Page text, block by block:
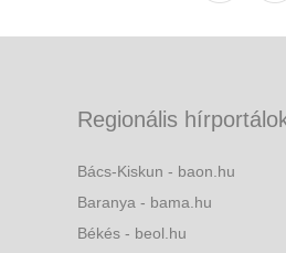
Regionális
Bács-Kiskun - baon.hu
Baranya - bama.hu
Békés - beol.hu